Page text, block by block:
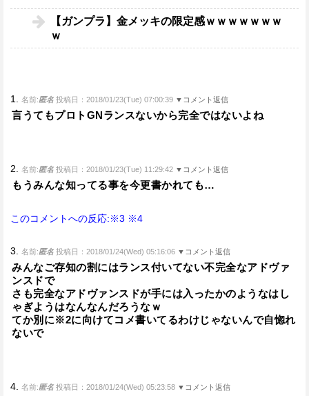
【ガンプラ】金メッキの限定感ｗｗｗｗｗｗｗ
ｗ
1. 名前:匿名 投稿日：2018/01/23(Tue) 07:00:39 ▼コメント返信
言うてもプロトGNランスないから完全ではないよね
2. 名前:匿名 投稿日：2018/01/23(Tue) 11:29:42 ▼コメント返信
もうみんな知ってる事を今更書かれても…
このコメントへの反応:※3 ※4
3. 名前:匿名 投稿日：2018/01/24(Wed) 05:16:06 ▼コメント返信
みんなご存知の割にはランス付いてない不完全なアドヴァ
ンスドで
さも完全なアドヴァンスドが手には入ったかのようなはし
ゃぎようはなんなんだろうなｗ
てか別に※2に向けてコメ書いてるわけじゃないんで自惚れ
ないで
4. 名前:匿名 投稿日：2018/01/24(Wed) 05:23:58 ▼コメント返信